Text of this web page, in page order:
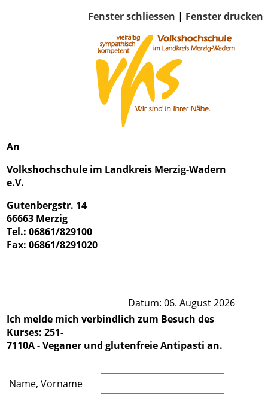
Fenster schliessen | Fenster drucken
An
Volkshochschule im Landkreis Merzig-Wadern
e.V.
Gutenbergstr. 14
66663 Merzig
Tel.: 06861/829100
Fax: 06861/8291020
Datum: 06. August 2026
Ich melde mich verbindlich zum Besuch des
Kurses: 251-
7110A - Veganer und glutenfreie Antipasti an.
Name, Vorname